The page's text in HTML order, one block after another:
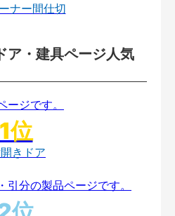
ナー間仕切
ア・建具ページ人気
きドア